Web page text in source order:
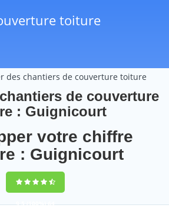
toiture
des chantiers de couverture toiture
de couverture
: Guignicourt
votre chiffre
: Guignicourt
9,5(100%)64